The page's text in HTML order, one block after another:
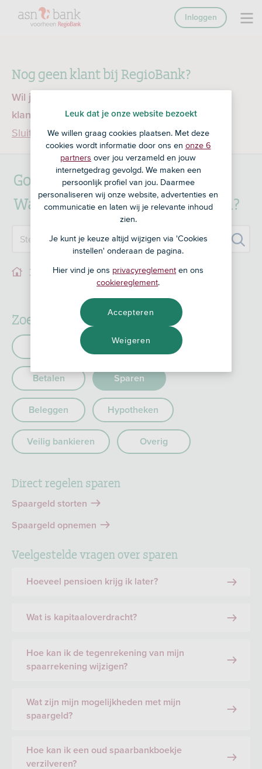
Nog geen klant bij RegioBank?
Wil je een product openen en ben je nog geen
klant bij RegioBank?Ga dan naar ASN Bank
Sluiten
Inloggen
Goedemiddag.
Waar kunnen we je mee helpen?
Stel je vraag Zoek
Service Sparen
Zoeken binnen een categorie
Online Bankieren
Betalen Sparen
Beleggen Hypotheken
Veilig bankieren Overig
Direct regelen sparen
Spaargeld storten
Spaargeld opnemen
Veelgestelde vragen over sparen
Hoeveel pensioen krijg ik later?
Wat is kapitaaloverdracht?
Hoe kan ik de tegenrekening van mijn
spaarrekening wijzigen?
Wat zijn mijn mogelijkheden met mijn
spaargeld?
Hoe kan ik een oud spaarbankboekje
verzilveren?
Leuk dat je onze website bezoekt
We willen graag cookies plaatsen. Met deze
cookies wordt informatie door ons en onze 6
partners over jou verzameld en jouw
internetgedrag gevolgd. We maken een
persoonlijk profiel van jou. Daarmee
personaliseren wij onze website, advertenties en
communicatie en laten wij je relevante inhoud
zien.
Je kunt je keuze altijd wijzigen via 'Cookies
instellen' onderaan de pagina.
Hier vind je ons privacyreglement en ons
cookiereglement.
Weigeren
Accepteren